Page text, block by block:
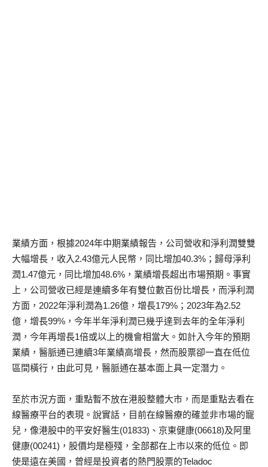
業績方面，根據2024年中期業績報告，公司營收和淨利潤雙雙
大幅增長，收入2.43億元人民幣，同比增加40.3%；歸母淨利
潤1.47億元，同比增加48.6%，業績增長超出市場預期。事實
上，公司營收已經是連續多年有雙位數百份比增長，而淨利潤
方面，2022年淨利潤為1.26億，增長179%；2023年為2.52
億，增長99%，今年半年淨利潤已幾乎達到去年的全年淨利
潤，今年再增長1倍或以上的機會相當大。如計入今年的預期
業績，醫脈通已連續3年業績高增長，然而股票卻一直在低位
區間橫行，由此可見，醫脈通在基本面上具一定潛力。
至於市況方面，重點暫不放在港股整體大市，而是重點去看在
線醫療平台的表現。說實話，目前在線醫療的確並非市場的寵
兒，像港股中的平安好醫生(01833)、京東健康(06618)及阿里
健康(00241)，股價均是極殘，全部都在上市以來的低位。即
使是遠在美國，曾經是投資者的熱門股票的Teladoc